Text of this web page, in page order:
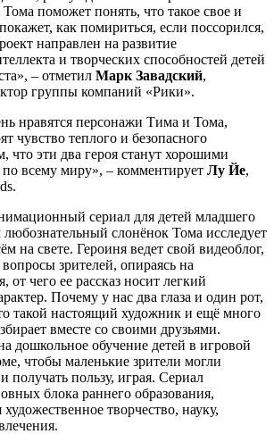
поможет понять, что такое свое и
как помириться, если поссорился,
направлен на развитие
и творческих способностей детей
– отметил Марк Завадский,
группы компаний «Рики».
нравятся персонажи Тима и Тома,
чувство теплого и безопасного
эти два героя станут хорошими
по всему миру», – комментирует Лу Йе,
сериал для детей младшего
любознательный слонёнок Тома исследует
на свете. Героиня ведет свой видеоблог,
вопросы зрителей, опираясь на
от чего ее рассказ носит легкий
Почему у нас два глаза и один рот,
такой настоящий художник и ещё много
вместе со своими друзьями.
дошкольное обучение детей в игровой
чтобы маленькие зрители могли
получать пользу, играя. Сериал
блока раннего образования,
творчество, науку,